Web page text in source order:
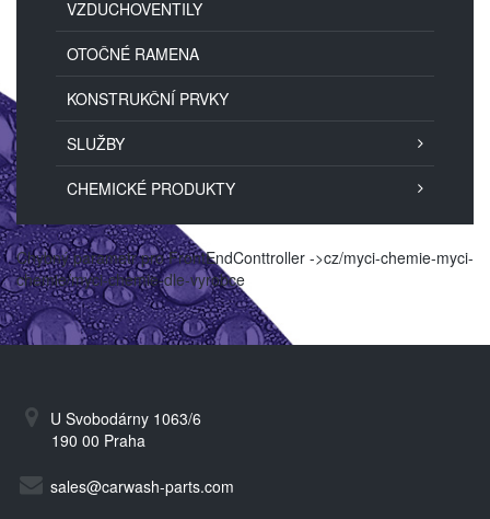
VZDUCHOVENTILY
OTOČNÉ RAMENA
KONSTRUKČNÍ PRVKY
SLUŽBY
CHEMICKÉ PRODUKTY
Chybný parametr pro FrontEndConttroller ->cz/myci-chemie-myci-
chemie/myci-chemie-dle-vyrobce
U Svobodárny 1063/6
190 00 Praha
sales@carwash-parts.com